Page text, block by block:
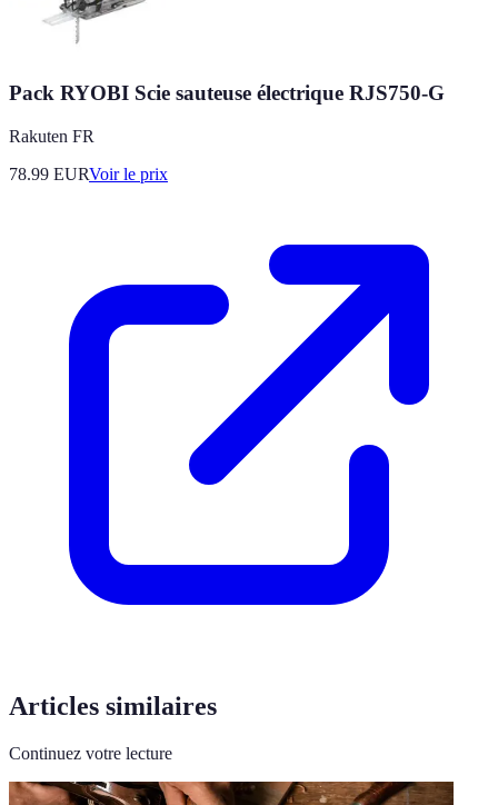
Pack RYOBI Scie sauteuse électrique RJS750-G
Rakuten FR
78.99 EURVoir le prix
Articles similaires
Continuez votre lecture